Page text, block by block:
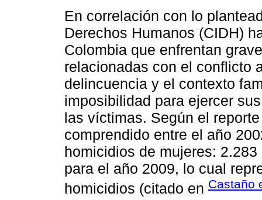
En correlación con lo
Derechos Humanos (CIDH)
Colombia que enfrentan
relacionadas con el conflicto
delincuencia y el contexto
imposibilidad para ejercer
las víctimas. Según el
comprendido entre el año
homicidios de mujeres:
para el año 2009, lo cual
homicidios (citado en Castaño